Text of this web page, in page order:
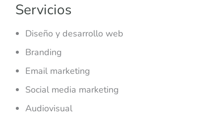
Servicios
Diseño y desarrollo web
Branding
Email marketing
Social media marketing
Audiovisual